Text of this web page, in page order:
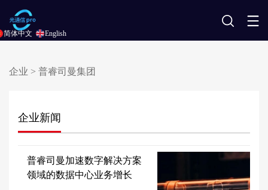
搜
企业 > 普睿司曼集团
企业新闻
普睿司曼加速数字解决方案
领域的数据中心业务增长
简体中文 English